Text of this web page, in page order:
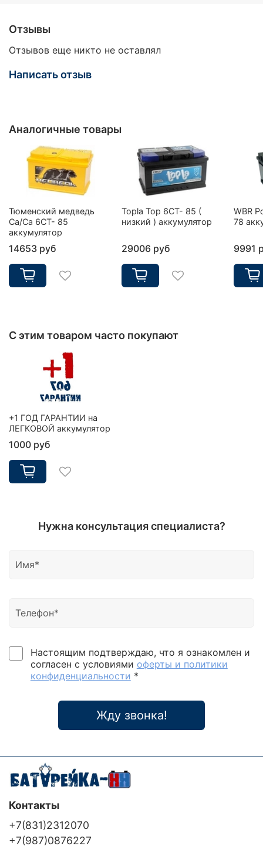
Отзывы
Отзывов еще никто не оставлял
Написать отзыв
Аналогичные товары
Тюменский медведь
Ca/Ca 6CT- 85
аккумулятор
14653 руб
Topla Top 6CT- 85 (
низкий ) аккумулятор
29006 руб
WBR
78
9991
С этим товаром часто покупают
+1 ГОД ГАРАНТИИ на
ЛЕГКОВОЙ аккумулятор
1000 руб
Нужна консультация специалиста?
Настоящим подтверждаю, что я ознакомлен и
согласен с условиями оферты и политики
конфиденциальности *
Жду звонка!
Контакты
+7(831)2312070
+7(987)0876227